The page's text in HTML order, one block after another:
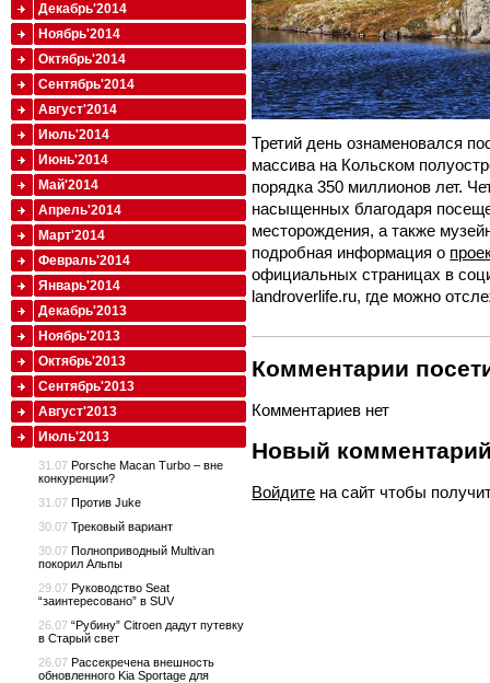
Третий день ознаменовался
массива на Кольском
порядка 350 миллионов лет.
насыщенных благодаря
месторождения, а также
подробная информация о
официальных страницах в
landroverlife.ru, где можно
Комментарии
Комментариев нет
Новый
Войдите на сайт чтобы
Декабрь'2014
Ноябрь'2014
Октябрь'2014
Сентябрь'2014
Август'2014
Июль'2014
Июнь'2014
Май'2014
Апрель'2014
Март'2014
Февраль'2014
Январь'2014
Декабрь'2013
Ноябрь'2013
Октябрь'2013
Сентябрь'2013
Август'2013
Июль'2013
31.07 Porsche Macan Turbo – вне
конкуренции?
31.07 Против Juke
30.07 Трековый вариант
30.07 Полноприводный Multivan
покорил Альпы
29.07 Руководство Seat
“заинтересовано” в SUV
26.07 “Рубину” Citroen дадут путевку
в Старый свет
26.07 Рассекречена внешность
обновленного Kia Sportage для